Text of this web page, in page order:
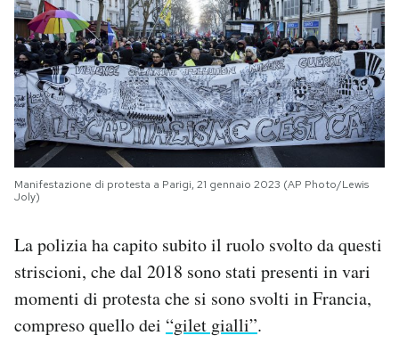
Manifestazione di protesta a Parigi, 21 gennaio 2023 (AP Photo/Lewis
Joly)
La polizia ha capito subito il ruolo svolto da questi
striscioni, che dal 2018 sono stati presenti in vari
momenti di protesta che si sono svolti in Francia,
compreso quello dei “gilet gialli”.